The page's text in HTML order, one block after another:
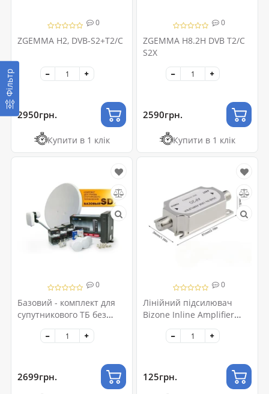
Фільтр
0
ZGEMMA H2, DVB-S2+T2/C
2950грн.
Купити в 1 клік
0
ZGEMMA H8.2H DVB T2/C
S2X
2590грн.
Купити в 1 клік
0
Базовий - комплект для
супутникового ТБ без
абонплати
2699грн.
0
Лінійний підсилювач
Bizone Inline Amplifier
900-2150, 20dB
125грн.